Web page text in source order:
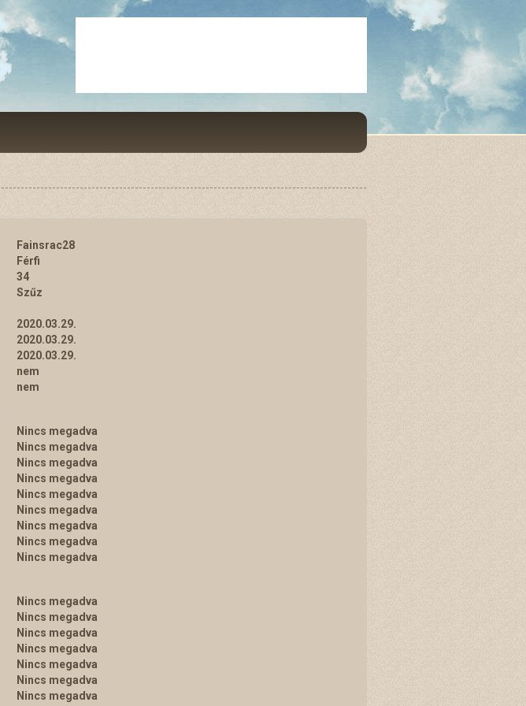
Fainsrac28
Férfi
34
Szűz
2020.03.29.
2020.03.29.
2020.03.29.
nem
nem
Nincs megadva
Nincs megadva
Nincs megadva
Nincs megadva
Nincs megadva
Nincs megadva
Nincs megadva
Nincs megadva
Nincs megadva
Nincs megadva
Nincs megadva
Nincs megadva
Nincs megadva
Nincs megadva
Nincs megadva
Nincs megadva